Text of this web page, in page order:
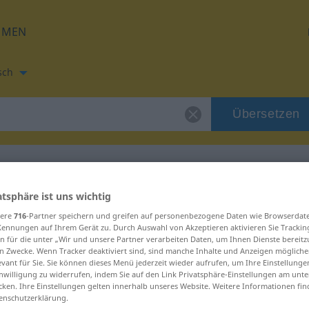
Übersetzen
für "proscrever"
ist uns wichtig
716-Partner speichern und greifen auf personenbezogene Daten wie
auf Ihrem Gerät zu. Durch Auswahl von Akzeptieren aktivieren Sie
für die unter „Wir und unsere Partner verarbeiten Daten, um Ihnen Dienste
Zwecke. Wenn Tracker deaktiviert sind, sind manche Inhalte und Anzeigen
für Sie. Sie können dieses Menü jederzeit wieder aufrufen, um Ihre
zu widerrufen, indem Sie auf den Link Privatsphäre-Einstellungen am
Ihre Einstellungen gelten innerhalb unseres Website. Weitere Informationen